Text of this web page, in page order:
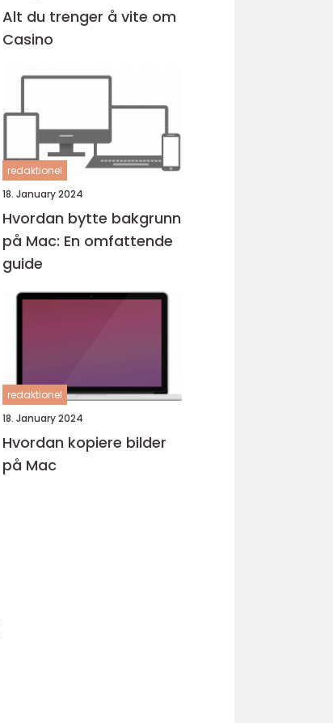
Alt du trenger å vite om
Casino
redaktionel
18. January 2024
Hvordan bytte bakgrunn
på Mac: En omfattende
guide
redaktionel
18. January 2024
Hvordan kopiere bilder
på Mac